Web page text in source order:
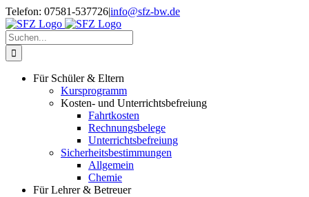
Zum
Inhalt
springen
Telefon: 07581-537726|info@sfz-bw.de
Suche
nach:
Für Schüler & Eltern
Kursprogramm
Kosten- und Unterrichtsbefreiung
Fahrtkosten
Rechnungsbelege
Unterrichtsbefreiung
Sicherheitsbestimmungen
Allgemein
Chemie
Für Lehrer & Betreuer